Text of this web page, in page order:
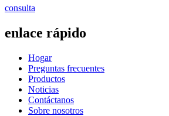
consulta
enlace rápido
Hogar
Preguntas frecuentes
Productos
Noticias
Contáctanos
Sobre nosotros